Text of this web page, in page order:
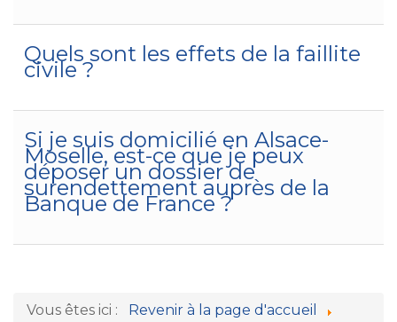
Quels sont les effets de la faillite
civile ?
Si je suis domicilié en Alsace-
Moselle, est-ce que je peux
déposer un dossier de
surendettement auprès de la
Banque de France ?
Vous êtes ici :
Revenir à la page d'accueil